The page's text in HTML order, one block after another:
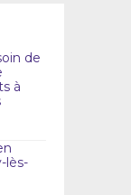
de
à
lès-